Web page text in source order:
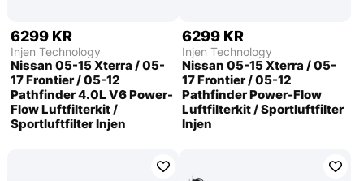
6299 KR
Injen Technology
Nissan 05-15 Xterra / 05-
17 Frontier / 05-12
Pathfinder 4.0L V6 Power-
Flow Luftfilterkit /
Sportluftfilter Injen
6299 KR
Injen Technology
Nissan 05-15 Xterra / 05-
17 Frontier / 05-12
Pathfinder Power-Flow
Luftfilterkit / Sportluftfilter
Injen